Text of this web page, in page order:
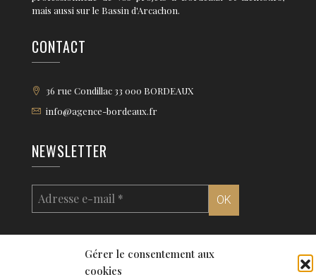
Gérer le consentement aux
cookies
mais aussi sur le Bassin d'Arcachon.
CONTACT
36 rue Condillac 33 000 BORDEAUX
info@agence-bordeaux.fr
NEWSLETTER